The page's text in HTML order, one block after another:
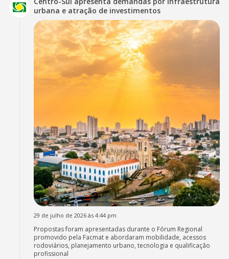
urbana e atração de investimentos
29 de julho de 2026 às 4:44 pm
Propostas foram apresentadas durante o Fórum Regional
promovido pela Facmat e abordaram mobilidade, acessos
rodoviários, planejamento urbano, tecnologia e qualificação
profissional